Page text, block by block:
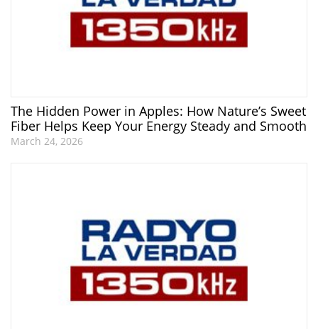
The Hidden Power in Apples: How Nature’s Sweet
Fiber Helps Keep Your Energy Steady and Smooth
March 24, 2026